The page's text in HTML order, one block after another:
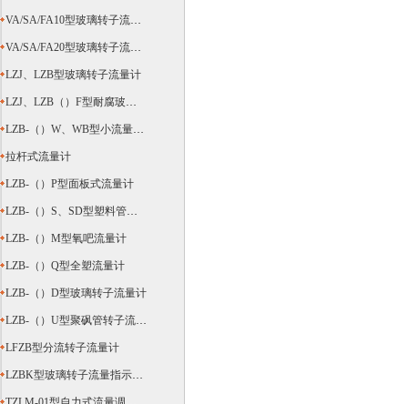
VA/SA/FA10型玻璃转子流量计
VA/SA/FA20型玻璃转子流量计
LZJ、LZB型玻璃转子流量计
LZJ、LZB（）F型耐腐玻璃转子流量计
LZB-（）W、WB型小流量玻璃转子流量计
拉杆式流量计
LZB-（）P型面板式流量计
LZB-（）S、SD型塑料管转子流量计
LZB-（）M型氧吧流量计
LZB-（）Q型全塑流量计
LZB-（）D型玻璃转子流量计
LZB-（）U型聚砜管转子流量计
LFZB型分流转子流量计
LZBK型玻璃转子流量指示控制仪